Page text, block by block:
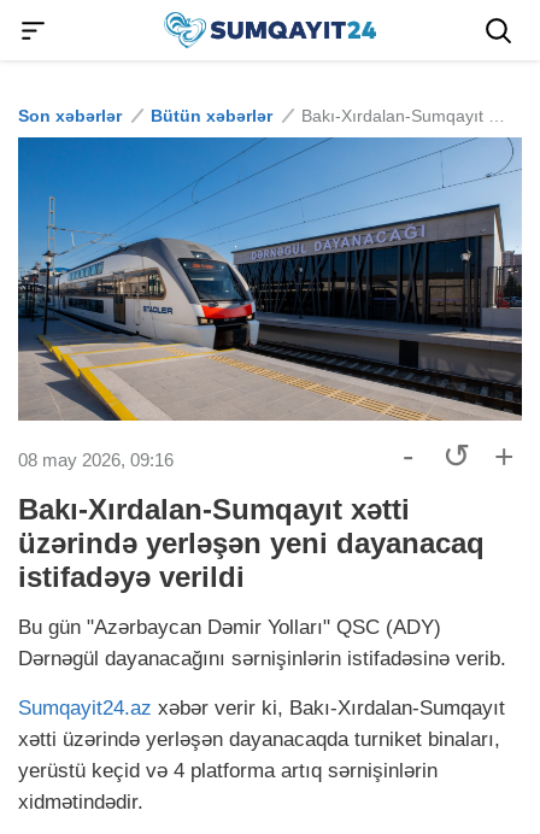
Son xəbərlər Bütün xəbərlər
08 may 2026, 09:16 - ↺ +
Bakı-Xırdalan-Sumqayıt xətti
üzərində yerləşən yeni dayanacaq
istifadəyə verildi
Bu gün "Azərbaycan Dəmir Yolları" QSC (ADY)
Dərnəgül dayanacağını sərnişinlərin istifadəsinə verib.
Sumqayit24.az xəbər verir ki, Bakı-Xırdalan-Sumqayıt
xətti üzərində yerləşən dayanacaqda turniket binaları,
yerüstü keçid və 4 platforma artıq sərnişinlərin
xidmətindədir.